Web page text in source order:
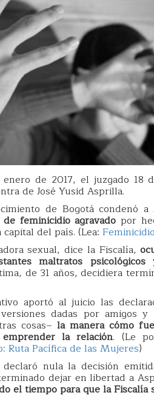
de 2017, el juzgado 18
de José Yusid Asprilla.
de Bogotá condenó a
feminicidio agravado por
del país. (Lea:
sexual, dice la Fiscalía,
maltratos
de 31 años, decidiera
aportó al juicio las
dadas por amigos
cosas– la manera cómo
la relación. (Le
Ruta Pacífica de las Mujeres)
nula la decisión
dejar en libertad a
el tiempo para que la Fiscalía